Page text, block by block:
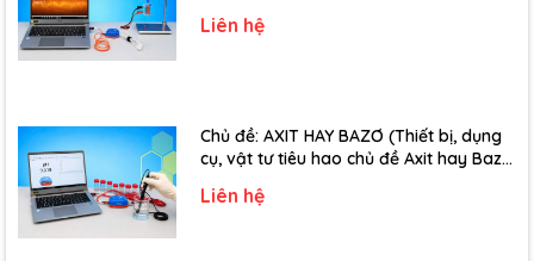
Liên hệ
Chủ đề: AXIT HAY BAZƠ (Thiết bị, dụng
cụ, vật tư tiêu hao chủ đề Axit hay Bazơ
Liên hệ